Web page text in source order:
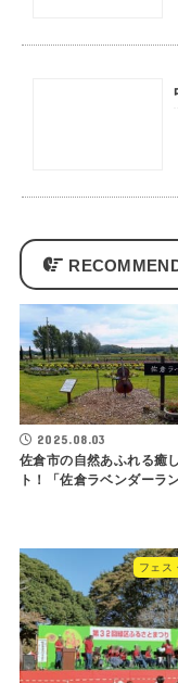
2025.08.03
佐倉市の自然あふれる癒
ト！「佐倉ラベンダーラ
フェス